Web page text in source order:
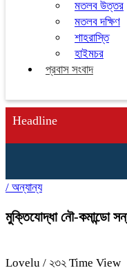
মতলব উত্তর
মতলব দক্ষিণ
শাহরাস্তি
হাইমচর
প্রবাস সংবাদ
Headline
/ অন্যান্য
মুক্তিযোদ্ধা নৌ-কমান্ডো
Lovelu / ২৩২ Time View